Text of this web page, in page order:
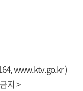
www.ktv.go.kr)
지 >